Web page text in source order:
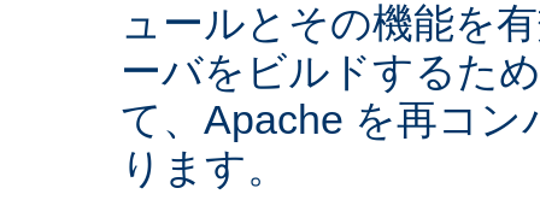
ュールとその機能を
ーバをビルドするた
て、Apache を再コ
ります。